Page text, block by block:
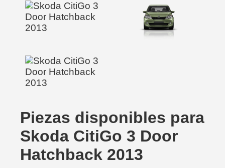
Piezas disponibles para
Skoda CitiGo 3 Door
Hatchback 2013